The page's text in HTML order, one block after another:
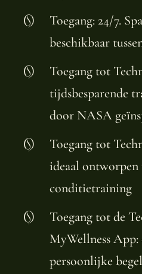
Toegang: 24/7.
beschikbaar
Toegang tot
tijdsbesparende
door NASA
Toegang tot
ideaal
conditietraining
Toegang tot de
MyWellness
persoonlijke